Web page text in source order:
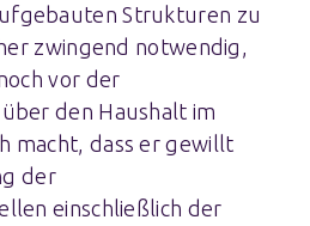
Strukturen zu
zwingend notwendig,
vor der
den Haushalt im
macht, dass er gewillt
der
einschließlich der